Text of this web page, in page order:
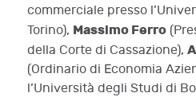
commerciale presso
Torino), Massimo Ferro
della Corte di Cassazione),
(Ordinario di Economia
l’Università degli Studi di